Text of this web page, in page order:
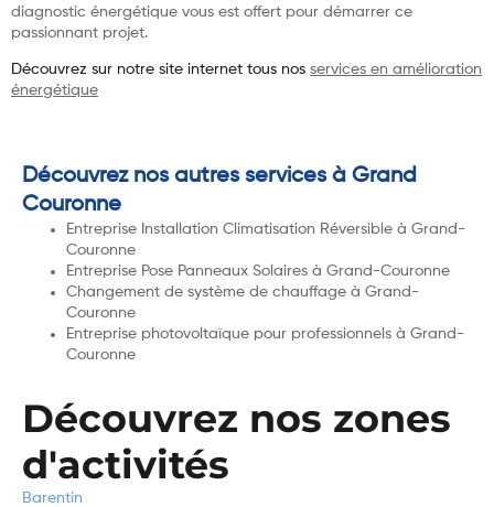
diagnostic énergétique vous est offert pour démarrer ce
passionnant projet.
Découvrez sur notre site internet tous nos services en amélioration
énergétique
Découvrez nos autres services à Grand
Couronne
Entreprise Installation Climatisation Réversible à Grand-
Couronne
Entreprise Pose Panneaux Solaires à Grand-Couronne
Changement de système de chauffage à Grand-
Couronne
Entreprise photovoltaïque pour professionnels à Grand-
Couronne
Découvrez nos zones
d'activités
Barentin